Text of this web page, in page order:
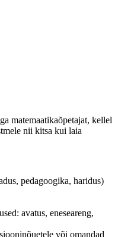
matemaatikaõpetajat, kellel
nii kitsa kui laia
pedagoogika, haridus)
avatus, eneseareng,
või omandad